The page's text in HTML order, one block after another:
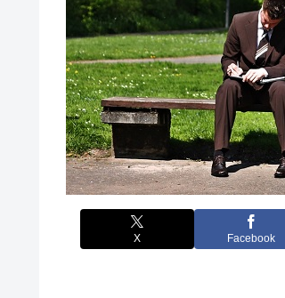
X Facebook